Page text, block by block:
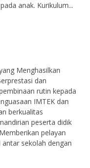
anak. Kurikulum...
Menghasilkan
dan
rutin kepada
IMTEK dan
berkualitas
peserta didik
pelayan
sekolah dengan